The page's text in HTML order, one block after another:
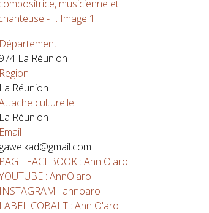
Département
974 La Réunion
Region
La Réunion
culturelle
La Réunion
Email
gawelkad@gmail.com
PAGE FACEBOOK : Ann O'aro
: AnnO'aro
INSTAGRAM : annoaro
LABEL COBALT : Ann O'aro